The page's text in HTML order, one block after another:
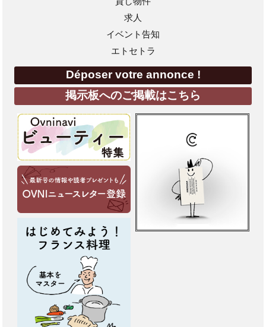
求人
イベント告知
エトセトラ
Déposer votre annonce !
掲示板へのご掲載はこちら